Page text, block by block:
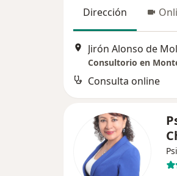
Dirección
Jirón Alonso de
Consultorio en
Consulta online